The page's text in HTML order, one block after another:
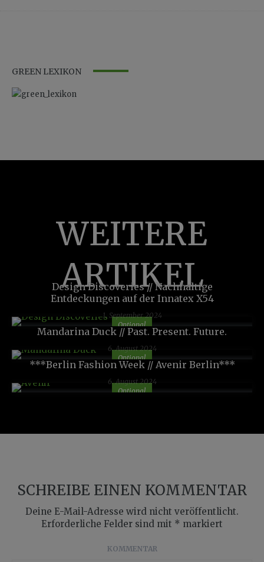
GREEN LEXIKON
WEITERE
ARTIKEL
Optional
Design Discoveries // Nachhaltige
Entdeckungen auf der Innatex X54
1. September 2024
Optional
Mandarina Duck // Past. Present. Future.
6. August 2024
Optional
***Berlin Fashion Week // Avenir Berlin***
6. August 2024
SCHREIBE EINEN KOMMENTAR
Deine E-Mail-Adresse wird nicht veröffentlicht.
Erforderliche Felder sind mit * markiert
KOMMENTAR